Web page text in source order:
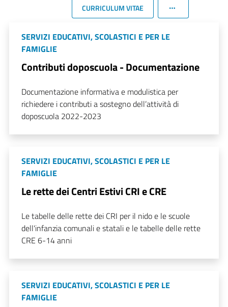
CURRICULUM VITAE
SERVIZI EDUCATIVI, SCOLASTICI E PER LE
FAMIGLIE
Contributi doposcuola - Documentazione
Documentazione informativa e modulistica per
richiedere i contributi a sostegno dell’attività di
doposcuola 2022-2023
SERVIZI EDUCATIVI, SCOLASTICI E PER LE
FAMIGLIE
Le rette dei Centri Estivi CRI e CRE
Le tabelle delle rette dei CRI per il nido e le scuole
dell'infanzia comunali e statali e le tabelle delle rette
CRE 6-14 anni
SERVIZI EDUCATIVI, SCOLASTICI E PER LE
FAMIGLIE